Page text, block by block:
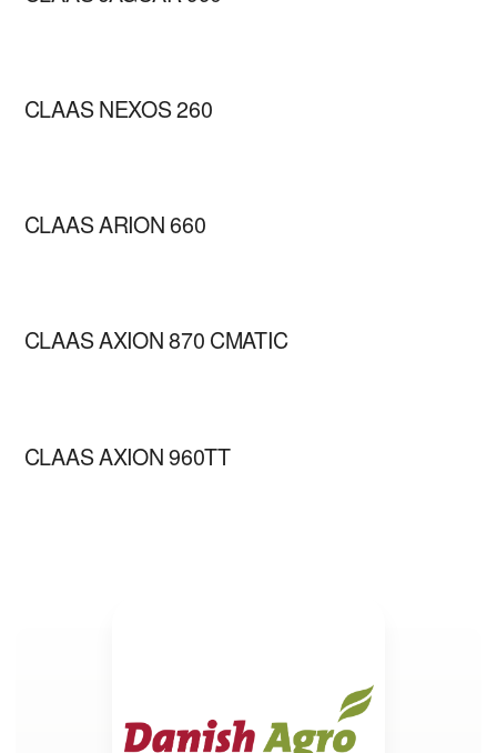
CLAAS NEXOS 260
CLAAS ARION 660
CLAAS AXION 870 CMATIC
CLAAS AXION 960TT